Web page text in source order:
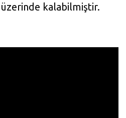
kalabilmiştir.